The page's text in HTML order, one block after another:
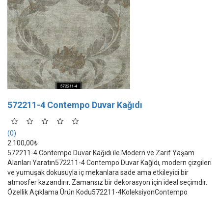
572211-4 Contempo Duvar Kağıdı
(0)
2.100,00₺
572211-4 Contempo Duvar Kağıdı ile Modern ve Zarif Yaşam
Alanları Yaratın572211-4 Contempo Duvar Kağıdı, modern çizgileri
ve yumuşak dokusuyla iç mekanlara sade ama etkileyici bir
atmosfer kazandırır. Zamansız bir dekorasyon için ideal seçimdir.
Özellik Açıklama Ürün Kodu572211-4KoleksiyonContempo